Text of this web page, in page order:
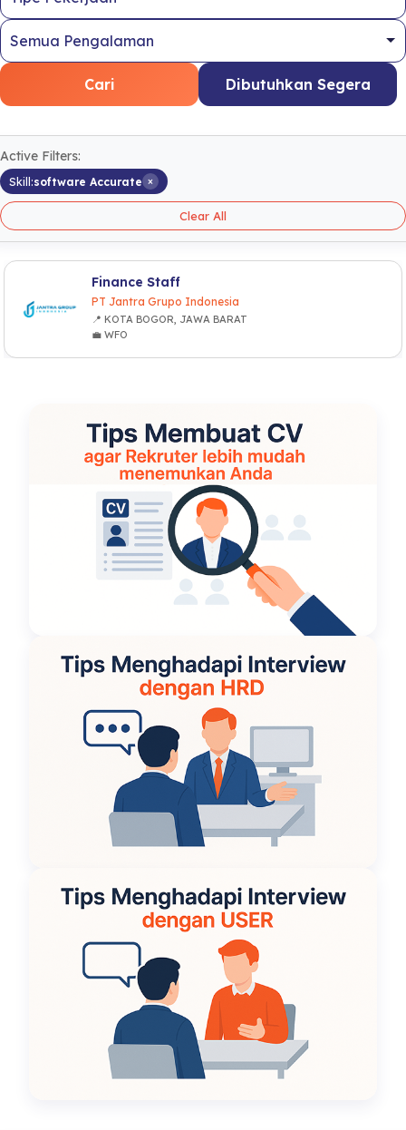
Cari Dibutuhkan Segera
Active Filters:
Skill:software Accurate ×
Clear All
Finance Staff
PT Jantra Grupo Indonesia
📍 KOTA BOGOR, JAWA BARAT
💼 WFO